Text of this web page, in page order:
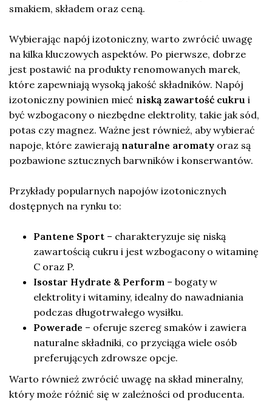
smakiem, składem oraz ceną.
Wybierając napój izotoniczny, warto zwrócić uwagę
na kilka kluczowych aspektów. Po pierwsze, dobrze
jest postawić na produkty renomowanych marek,
które zapewniają wysoką jakość składników. Napój
izotoniczny powinien mieć niską zawartość cukru i
być wzbogacony o niezbędne elektrolity, takie jak sód,
potas czy magnez. Ważne jest również, aby wybierać
napoje, które zawierają naturalne aromaty oraz są
pozbawione sztucznych barwników i konserwantów.
Przykłady popularnych napojów izotonicznych
dostępnych na rynku to:
Pantene Sport – charakteryzuje się niską
zawartością cukru i jest wzbogacony o witaminę
C oraz P.
Isostar Hydrate & Perform – bogaty w
elektrolity i witaminy, idealny do nawadniania
podczas długotrwałego wysiłku.
Powerade – oferuje szereg smaków i zawiera
naturalne składniki, co przyciąga wiele osób
preferujących zdrowsze opcje.
Warto również zwrócić uwagę na skład mineralny,
który może różnić się w zależności od producenta.